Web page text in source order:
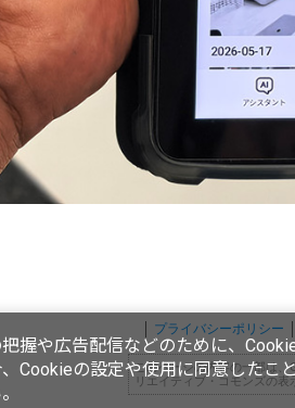
プライバシーポリシー
このページの内容の一部は、
リエイティブ・コモンズの表
握や広告配信などのために、
Cookieの設定や使用に同意したこ